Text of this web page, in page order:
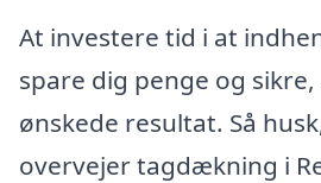
At investere tid i at
spare dig penge og
ønskede resultat. Så
overvejer tagdækning i